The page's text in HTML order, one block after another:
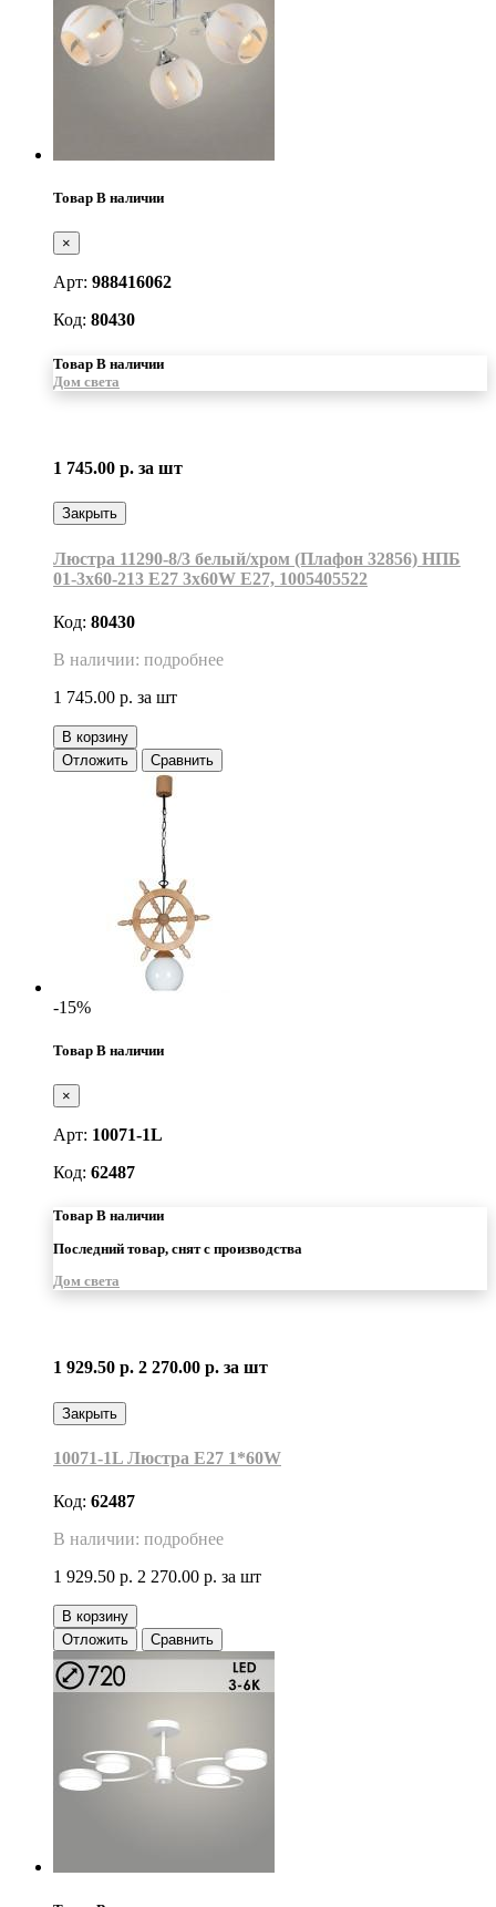
Товар В наличии
×
Арт: 988416062
Код: 80430
Товар В наличии
Дом света
1 745.00 р. за шт
Закрыть
Люстра 11290-8/3 белый/хром (Плафон 32856) НПБ
01-3х60-213 Е27 3x60W Е27, 1005405522
Код: 80430
В наличии: подробнее
1 745.00 р. за шт
В корзину
Отложить
Сравнить
-15%
Товар В наличии
×
Арт: 10071-1L
Код: 62487
Товар В наличии
Последний товар, снят с производства
Дом света
1 929.50 р. 2 270.00 р. за шт
Закрыть
10071-1L Люстра Е27 1*60W
Код: 62487
В наличии: подробнее
1 929.50 р. 2 270.00 р. за шт
В корзину
Отложить
Сравнить